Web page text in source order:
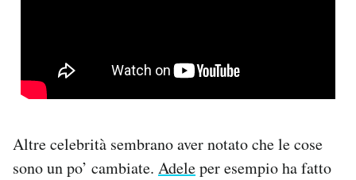
Altre celebrità sembrano aver notato che le cose
sono un po’ cambiate. Adeleper esempio ha fatto